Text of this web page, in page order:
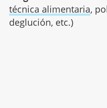
técnica alimentaria,
deglución, etc.)